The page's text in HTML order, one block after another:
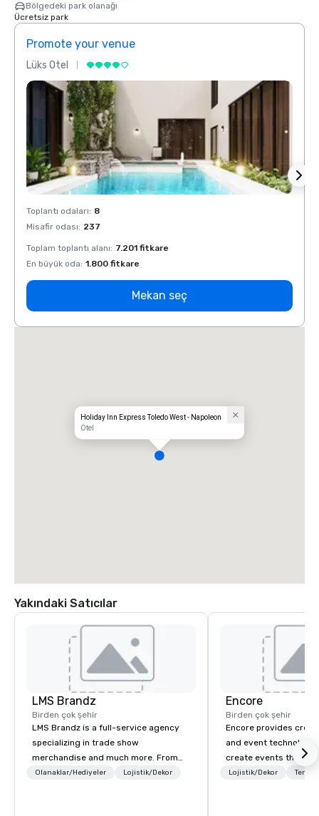
Bölgedeki park olanağı
Ücretsiz park
Promote your venue
Lüks Otel
Toplantı odaları: 8
Misafir odası: 237
Toplam toplantı alanı: 7.201 fitkare
En büyük oda: 1.800 fitkare
Mekan seç
Holiday Inn Express Toledo West - Napoleon
Otel
Yakındaki Satıcılar
LMS Brandz
Birden çok şehir
LMS Brandz is a full-service agency
specializing in trade show
merchandise and much more. From
booth giveaways and branded apparel
Olanaklar/Hediyeler Lojistik/Dekor
Encore
Birden çok şehir
Encore provides
and event technology
create events that
creates memorable
Lojistik/Dekor Tercih